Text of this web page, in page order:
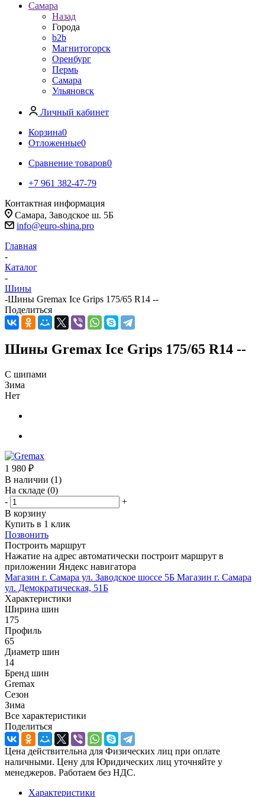
Самара
Назад
Города
b2b
Магнитогорск
Оренбург
Пермь
Самара
Ульяновск
Личный кабинет
Корзина0
Отложенные0
Сравнение товаров0
+7 961 382-47-79
Контактная информация
Самара, Заводское ш. 5Б
info@euro-shina.pro
Главная
-
Каталог
-
Шины
-Шины Gremax Ice Grips 175/65 R14 --
Поделиться
Шины Gremax Ice Grips 175/65 R14 --
С шипами
Зима
Нет
1 980 ₽
В наличии (1)
На складе (0)
-
+
В корзину
Купить в 1 клик
Позвонить
Построить маршрут
Нажатие на адрес автоматически построит маршрут в
приложении Яндекс навигатора
Магазин г. Самара ул. Заводское шоссе 5Б Магазин г. Самара
ул. Демократическая, 51Б
Характеристики
Ширина шин
175
Профиль
65
Диаметр шин
14
Бренд шин
Gremax
Сезон
Зима
Все характеристики
Поделиться
Цена действительна для Физических лиц при оплате
наличными. Цену для Юридических лиц уточняйте у
менеджеров. Работаем без НДС.
Характеристики